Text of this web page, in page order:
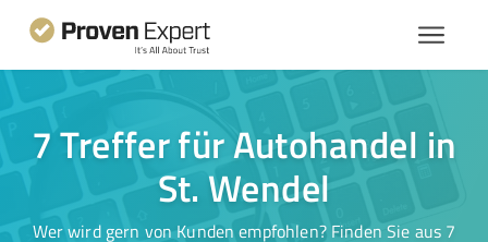
7 Treffer für Autohandel in
St. Wendel
Wer wird gern von Kunden empfohlen? Finden Sie aus 7